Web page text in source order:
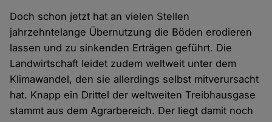
Doch schon jetzt hat an vielen Stellen
jahrzehntelange Übernutzung die Böden erodieren
lassen und zu sinkenden Erträgen geführt. Die
Landwirtschaft leidet zudem weltweit unter dem
Klimawandel, den sie allerdings selbst mitverursacht
hat. Knapp ein Drittel der weltweiten Treibhausgase
stammt aus dem Agrarbereich. Der liegt damit noch